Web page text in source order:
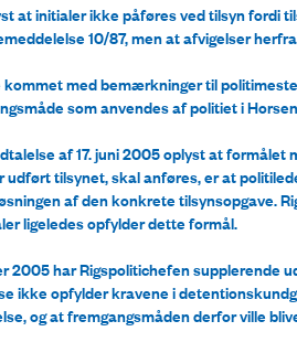
at initialer ikke påføres ved tilsyn fordi
10/87, men at afvigelser
med bemærkninger til
som anvendes af politiet i
af 17. juni 2005 oplyst at
tilsynet, skal anføres, er at
af den konkrete tilsynsopgave.
ligeledes opfylder dette formål.
2005 har Rigspolitichefen supplerende
ikke opfylder kravene i
og at fremgangsmåden derfor ville